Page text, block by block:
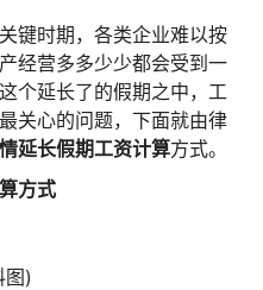
键时期，各类企业难以按
经营多多少少都会受到一
个延长了的假期之中，工
关心的问题，下面就由律
延长假期工资计算方式。
方式
图)